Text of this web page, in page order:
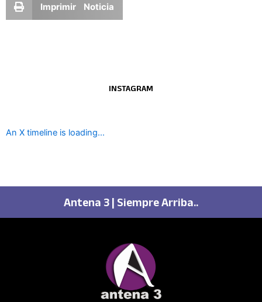
Imprimir Noticia
INSTAGRAM
An X timeline is loading...
Antena 3 | Siempre Arriba..